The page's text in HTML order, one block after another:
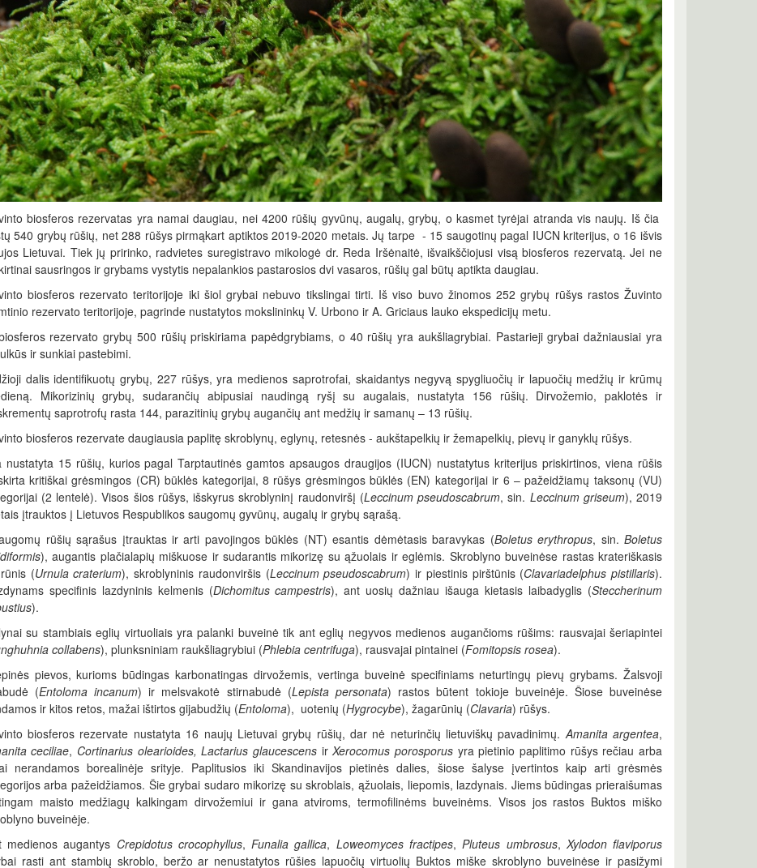
biosferos rezervatas yra namai daugiau, nei 4200 rūšių gyvūnų, augalų, grybų, o kasmet tyrėjai atranda vis naujų. Iš čia
540 grybų rūšių, net 288 rūšys pirmąkart aptiktos 2019-2020 metais. Jų tarpe - 15 saugotinų pagal IUCN kriterijus, o 16 išvis
Lietuvai. Tiek jų pririnko, radvietes suregistravo mikologė dr. Reda Iršėnaitė, išvaikščiojusi visą biosferos rezervatą. Jei ne
sausringos ir grybams vystytis nepalankios pastarosios dvi vasaros, rūšių gal būtų aptikta daugiau.
biosferos rezervato teritorijoje iki šiol grybai nebuvo tikslingai tirti. Iš viso buvo žinomos 252 grybų rūšys rastos Žuvinto
rezervato teritorijoje, pagrinde nustatytos mokslininkų V. Urbono ir A. Griciaus lauko ekspedicijų metu.
rezervato grybų 500 rūšių priskiriama papėdgrybiams, o 40 rūšių yra aukšliagrybiai. Pastarieji grybai dažniausiai yra
ir sunkiai pastebimi.
dalis identifikuotų grybų, 227 rūšys, yra medienos saprotrofai, skaidantys negyvą spygliuočių ir lapuočių medžių ir krūmų
Mikorizinių grybų, sudarančių abipusiai naudingą ryšį su augalais, nustatyta 156 rūšių. Dirvožemio, paklotės ir
saprotrofų rasta 144, parazitinių grybų augančių ant medžių ir samanų – 13 rūšių.
biosferos rezervate daugiausia paplitę skroblynų, eglynų, retesnės - aukštapelkių ir žemapelkių, pievų ir ganyklų rūšys.
nustatyta 15 rūšių, kurios pagal Tarptautinės gamtos apsaugos draugijos (IUCN) nustatytus kriterijus priskirtinos, viena rūšis
kritiškai grėsmingos (CR) būklės kategorijai, 8 rūšys grėsmingos būklės (EN) kategorijai ir 6 – pažeidžiamų taksonų (VU)
(2 lentelė). Visos šios rūšys, išskyrus skroblyninį raudonviršį (Leccinum pseudoscabrum, sin. Leccinum griseum), 2019
įtrauktos į Lietuvos Respublikos saugomų gyvūnų, augalų ir grybų sąrašą.
rūšių sąrašus įtrauktas ir arti pavojingos būklės (NT) esantis dėmėtasis baravykas (Boletus erythropus, sin. Boletus
), augantis plačialapių miškuose ir sudarantis mikorizę su ąžuolais ir eglėmis. Skroblyno buveinėse rastas krateriškasis
(Urnula craterium), skroblyninis raudonviršis (Leccinum pseudoscabrum) ir piestinis pirštūnis (Clavariadelphus pistillaris).
specifinis lazdyninis kelmenis (Dichomitus campestris), ant uosių dažniau išauga kietasis laibadyglis (Steccherinum
).
su stambiais eglių virtuoliais yra palanki buveinė tik ant eglių negyvos medienos augančioms rūšims: rausvajai šeriapintei
collabens), plunksniniam raukšliagrybiui (Phlebia centrifuga), rausvajai pintainei (Fomitopsis rosea).
pievos, kurioms būdingas karbonatingas dirvožemis, vertinga buveinė specifiniams neturtingų pievų grybams. Žalsvoji
(Entoloma incanum) ir melsvakotė stirnabudė (Lepista personata) rastos būtent tokioje buveinėje. Šiose buveinėse
ir kitos retos, mažai ištirtos gijabudžių (Entoloma), uotenių (Hygrocybe), žagarūnių (Clavaria) rūšys.
biosferos rezervate nustatyta 16 naujų Lietuvai grybų rūšių, dar nė neturinčių lietuviškų pavadinimų.Amanita argentea,
ceciliae, Cortinarius olearioides, Lactarius glaucescens irXerocomus porosporus yra pietinio paplitimo rūšys rečiau arba
nerandamos borealinėje srityje. Paplitusios iki Skandinavijos pietinės dalies, šiose šalyse įvertintos kaip arti grėsmės
arba pažeidžiamos. Šie grybai sudaro mikorizę su skroblais, ąžuolais, liepomis, lazdynais. Jiems būdingas prieraišumas
maisto medžiagų kalkingam dirvožemiui ir gana atviroms, termofilinėms buveinėms. Visos jos rastos Buktos miško
buveinėje.
medienos augantys Crepidotus crocophyllus,Funalia gallica, Loweomyces fractipes,Pluteus umbrosus, Xylodon flaviporus
rasti ant stambių skroblo, beržo ar nenustatytos rūšies lapuočių virtuolių Buktos miške skroblyno buveinėse ir pasižymi